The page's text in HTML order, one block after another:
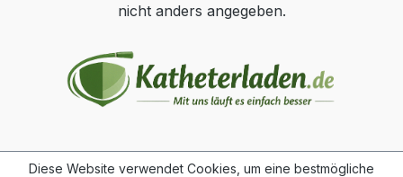
nicht anders angegeben.
Diese Website verwendet Cookies, um eine bestmögliche